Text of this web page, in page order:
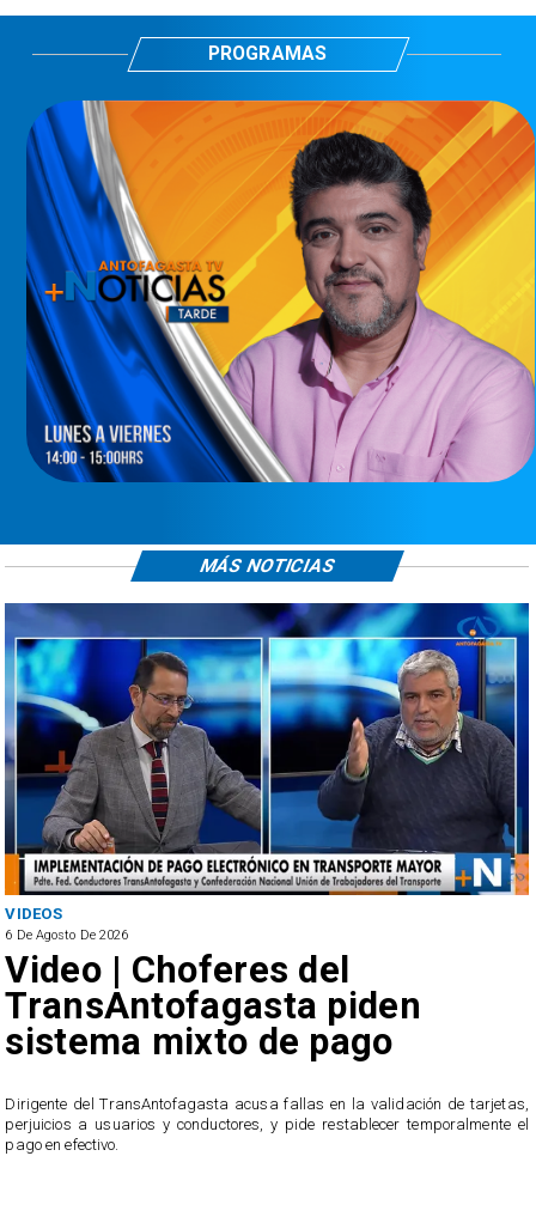
PROGRAMAS
VIDEOS
6 De Agosto De 2026
Video | Choferes del
TransAntofagasta piden
sistema mixto de pago
​Dirigente del TransAntofagasta acusa fallas en la validación de tarjetas,
perjuicios a usuarios y conductores, y pide restablecer temporalmente el
pago en efectivo.
MÁS NOTICIAS